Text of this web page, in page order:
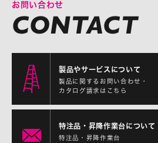
お問い合わせ
製品やサービスについて
製品に関するお問い合わせ・
カタログ請求はこちら
特注品・昇降作業台について
特注品・昇降作業台